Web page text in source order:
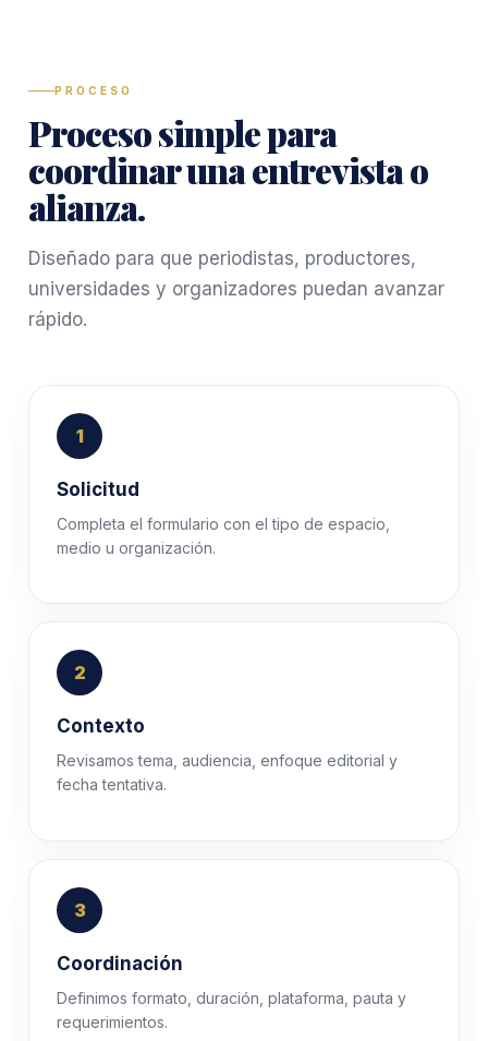
PROCESO
Proceso simple para
coordinar una entrevista o
alianza.
Diseñado para que periodistas, productores,
universidades y organizadores puedan avanzar
rápido.
1
Solicitud
Completa el formulario con el tipo de espacio,
medio u organización.
2
Contexto
Revisamos tema, audiencia, enfoque editorial y
fecha tentativa.
3
Coordinación
Definimos formato, duración, plataforma, pauta y
requerimientos.